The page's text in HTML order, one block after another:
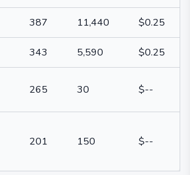
387 11,440 $0.25
343 5,590 $0.25
265 30 $--
201 150 $--